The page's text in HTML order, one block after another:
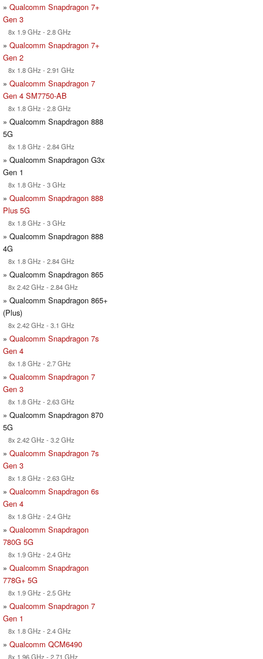
» Qualcomm Snapdragon 7+
Gen 3
8x 1.9 GHz - 2.8 GHz
» Qualcomm Snapdragon 7+
Gen 2
8x 1.8 GHz - 2.91 GHz
» Qualcomm Snapdragon 7
Gen 4 SM7750-AB
8x 1.8 GHz - 2.8 GHz
» Qualcomm Snapdragon 888
5G
8x 1.8 GHz - 2.84 GHz
» Qualcomm Snapdragon G3x
Gen 1
8x 1.8 GHz - 3 GHz
» Qualcomm Snapdragon 888
Plus 5G
8x 1.8 GHz - 3 GHz
» Qualcomm Snapdragon 888
4G
8x 1.8 GHz - 2.84 GHz
» Qualcomm Snapdragon 865
8x 2.42 GHz - 2.84 GHz
» Qualcomm Snapdragon 865+
(Plus)
8x 2.42 GHz - 3.1 GHz
» Qualcomm Snapdragon 7s
Gen 4
8x 1.8 GHz - 2.7 GHz
» Qualcomm Snapdragon 7
Gen 3
8x 1.8 GHz - 2.63 GHz
» Qualcomm Snapdragon 870
5G
8x 2.42 GHz - 3.2 GHz
» Qualcomm Snapdragon 7s
Gen 3
8x 1.8 GHz - 2.63 GHz
» Qualcomm Snapdragon 6s
Gen 4
8x 1.8 GHz - 2.4 GHz
» Qualcomm Snapdragon
780G 5G
8x 1.9 GHz - 2.4 GHz
» Qualcomm Snapdragon
778G+ 5G
8x 1.9 GHz - 2.5 GHz
» Qualcomm Snapdragon 7
Gen 1
8x 1.8 GHz - 2.4 GHz
» Qualcomm QCM6490
8x 1.96 GHz - 2.71 GHz